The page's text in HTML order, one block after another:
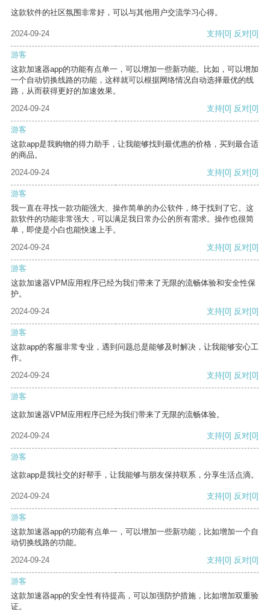
这款软件的社区氛围非常好，可以与其他用户交流学习心得。
2024-09-24 支持[0] 反对[0]
游客
这款加速器app的功能有点单一，可以增加一些新功能。比如，可以增加
一个自动切换线路的功能，这样就可以根据网络情况自动选择最优的线
路，从而获得更好的加速效果。
2024-09-24
支持[0] 反对[0]
游客
这款app是我购物的得力助手，让我能够找到最优惠的价格，买到最合适
的商品。
2024-09-24
支持[0] 反对[0]
游客
我一直在寻找一款功能强大、操作简单的办公软件，终于找到了它。这
款软件的功能非常强大，可以满足我日常办公的所有需求。操作也很简
单，即使是小白也能快速上手。
2024-09-24
支持[0] 反对[0]
游客
这款加速器VPM应用程序已经为我们带来了无限的流畅体验和安全性保
护。
2024-09-24
支持[0] 反对[0]
游客
这款app的客服非常专业，遇到问题总是能够及时解决，让我能够安心工
作。
2024-09-24
支持[0] 反对[0]
游客
这款加速器VPM应用程序已经为我们带来了无限的流畅体验。
2024-09-24 支持[0] 反对[0]
游客
这款app是我社交的好帮手，让我能够与朋友保持联系，分享生活点滴。
2024-09-24 支持[0] 反对[0]
游客
这款加速器app的功能有点单一，可以增加一些新功能，比如增加一个自
动切换线路的功能。
2024-09-24
支持[0] 反对[0]
游客
这款加速器app的安全性有待提高，可以加强防护措施，比如增加双重验
证。